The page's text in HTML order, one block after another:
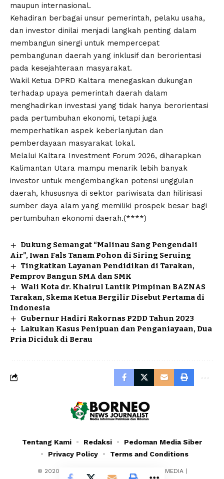
maupun internasional.
Kehadiran berbagai unsur pemerintah, pelaku usaha,
dan investor dinilai menjadi langkah penting dalam
membangun sinergi untuk mempercepat
pembangunan daerah yang inklusif dan berorientasi
pada kesejahteraan masyarakat.
Wakil Ketua DPRD Kaltara menegaskan dukungan
terhadap upaya pemerintah daerah dalam
menghadirkan investasi yang tidak hanya berorientasi
pada pertumbuhan ekonomi, tetapi juga
memperhatikan aspek keberlanjutan dan
pemberdayaan masyarakat lokal.
Melalui Kaltara Investment Forum 2026, diharapkan
Kalimantan Utara mampu menarik lebih banyak
investor untuk mengembangkan potensi unggulan
daerah, khususnya di sektor pariwisata dan hilirisasi
sumber daya alam yang memiliki prospek besar bagi
pertumbuhan ekonomi daerah.(****)
Dukung Semangat “Malinau Sang Pengendali
Air”, Iwan Fals Tanam Pohon di Siring Seruing
Tingkatkan Layanan Pendidikan di Tarakan,
Pemprov Bangun SMA dan SMK
Wali Kota dr. Khairul Lantik Pimpinan BAZNAS
Tarakan, Skema Ketua Bergilir Disebut Pertama di
Indonesia
Gubernur Hadiri Rakornas P2DD Tahun 2023
Lakukan Kasus Penipuan dan Penganiayaan, Dua
Pria Diciduk di Berau
© 2020 - 2024 - PT. YAFRAN BORNEO MULTIMEDIA |
Tentang Kami Redaksi
Pedoman Media Siber
Privacy Policy
Terms and Conditions